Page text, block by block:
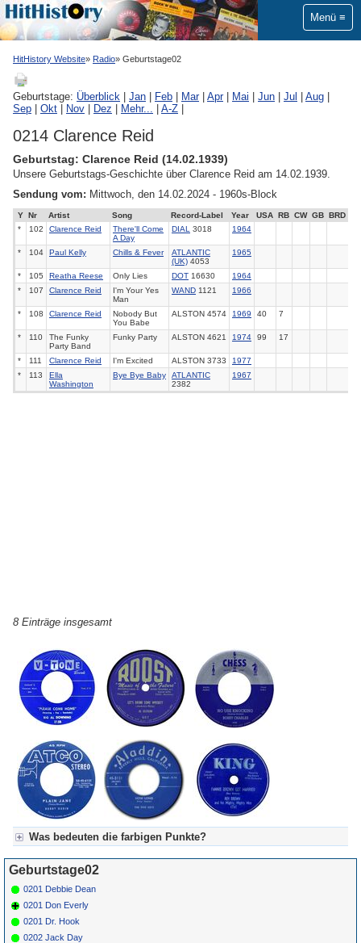
Menü
HitHistory Website Radio Geburtstage02
Geburtstage: Überblick Jan Feb Mar| Apr| Mai Jun Jul Aug
Sep
Okt Nov Dez Mehr... A-Z
0214 Clarence Reid
Geburtstag: Clarence Reid (14.02.1939)
Unsere Geburtstags-Geschichte über Clarence Reid am 14.02.1939.
Sendung vom: Mittwoch, den 14.02.2024 - 1960s-Block
Y Nr Artist Song Record-Label Year USA RB CW GB
BRD
*
102 Clarence Reid
There'll Come
A Day
DIAL 3018 1964
* 104 Paul Kelly Chills & Fever
ATLANTIC
(UK) 4053
1965
* 105 Reatha Reese Only Lies DOT 16630
1964
*
107 Clarence Reid
I'm Your Yes
Man
WAND 1121 1966
* 108 Clarence Reid
Nobody But
You Babe
ALSTON 4574 1969 40 7
* 110
The Funky
Party Band
Funky Party ALSTON 4621 1974 99 17
* 111 Clarence Reid I'm Excited ALSTON 3733
1977
*
113
Ella
Washington
Bye Bye Baby
ATLANTIC
2382
1967
8 Einträge insgesamt
Was bedeuten die farbigen Punkte?
Für Axel's Tageskalender:
Grün = Kurzgeschichte
Grün! = fachlich bestimmt spannend, nicht verpassen!
Grün+ = Stundenbeitrag
Gelb = Kurzgeschichten oder Stundensendungen in Arbeit
Blau = Beschreibungstext (beschreibender Text)
Geburtstage02
0201 Debbie Dean
0201 Don Everly
0201 Dr. Hook
0202 Jack Day